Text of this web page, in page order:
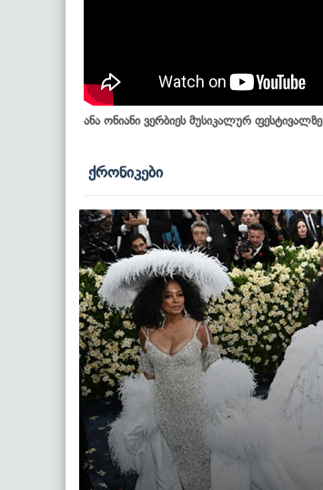
ანა ონიანი ვერბიეს მუსიკალურ ფესტივალზე
ქრონიკები